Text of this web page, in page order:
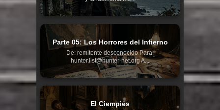
Parte 05: Los Horrores del Infierno
De: remitente desconocido Para:
hunter.list@hunter-net.org A...
El Ciempiés